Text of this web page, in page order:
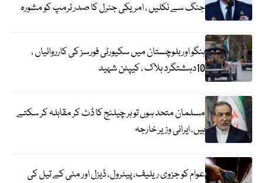
جنگ سے نکلیں ، امریکی جنرل کا صدر ٹرمپ کو مشورہ
ہنگو اور بلوچستان میں سکیورٹی فورسز کی کارروائیاں ،
10دہشتگرد ہلاک ، کیپٹن شہید
مسلمان متحد ہوں تو ہر چیلنج کا ڈٹ کر مقابلہ کر سکتے
ہیں، ایرانی وزیر خارجہ
عوام کو جزوی ریلیف، پیٹرول، ڈیزل اور مٹی کے تیل کی